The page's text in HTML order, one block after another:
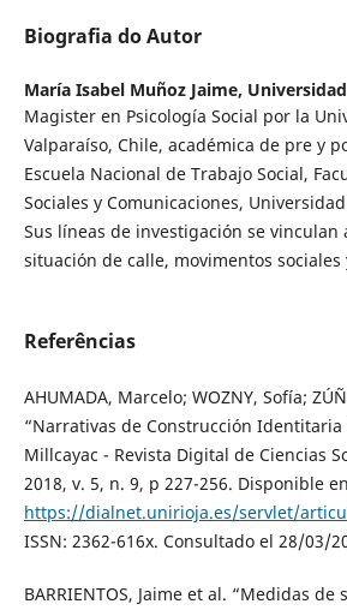
Biografia do Autor
María Isabel Muñoz Jaime,
Magister en Psicología Social por la
Valparaíso, Chile, académica de pre y
Escuela Nacional de Trabajo Social,
Sociales y Comunicaciones,
Sus líneas de investigación se vinculan
situación de calle, movimentos sociales
Referências
AHUMADA, Marcelo; WOZNY, Sofía;
“Narrativas de Construcción Identitaria
Millcayac - Revista Digital de Ciencias
2018, v. 5, n. 9, p 227-256. Disponible en
https://dialnet.unirioja.es/servlet/
ISSN: 2362-616x. Consultado el 28/03/
BARRIENTOS, Jaime et al. “Medidas